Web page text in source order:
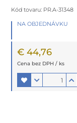
Kód tovaru: PR.A-31348
NA OBJEDNÁVKU
€ 44,76
Cena bez DPH / ks